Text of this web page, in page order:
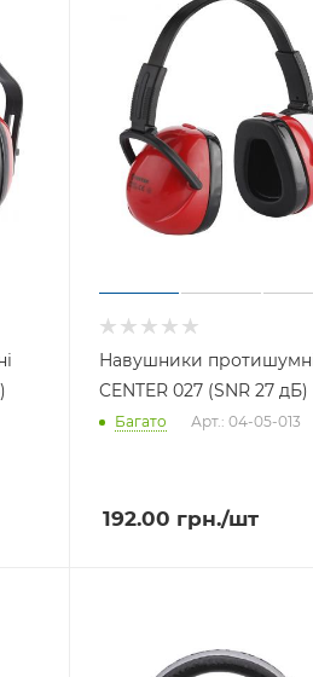
Навушники
CENTER 027 (SNR 27 дБ)
Багато Арт.: 04-05-013
192.00 грн./шт